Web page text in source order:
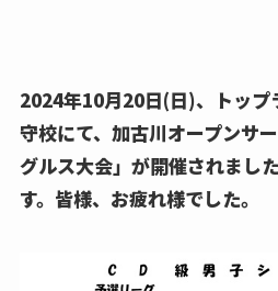
2024年10月20日(日)、トップ
守校にて、加古川オープンサ
グルス大会」が開催されまし
す。皆様、お疲れ様でした。